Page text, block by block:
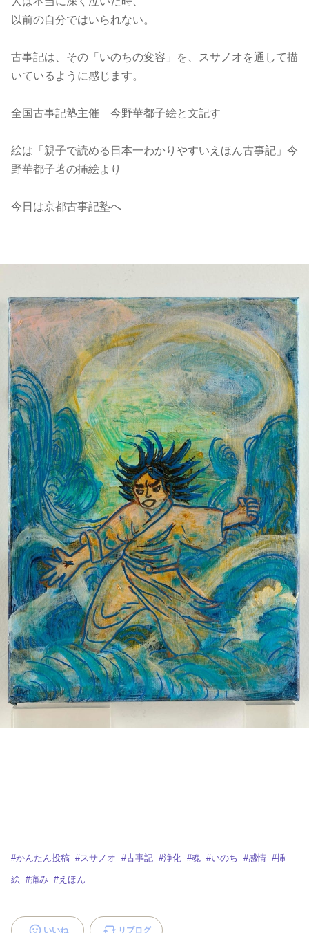
以前の自分ではいられない。
古事記は、その「いのちの変容」を、スサノオを通して描
いているように感じます。
全国古事記塾主催 今野華都子絵と文記す
絵は「親子で読める日本一わかりやすいえほん古事記」今
野華都子著の挿絵より
今日は京都古事記塾へ
#かんたん投稿 #スサノオ #古事記 #浄化 #魂 #いのち #感情 #挿
絵 #痛み #えほん
いいね リブログ